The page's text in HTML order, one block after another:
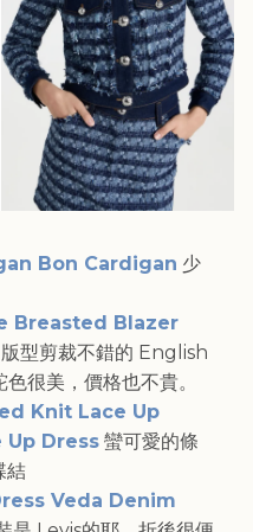
Bon Cardigan 少
Breasted Blazer
版型剪裁不錯的 English
很美，價格也不貴。
Knit Lace Up
Up Dress 蠻可愛的條
結
Veda Denim